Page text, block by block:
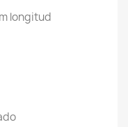
longitud